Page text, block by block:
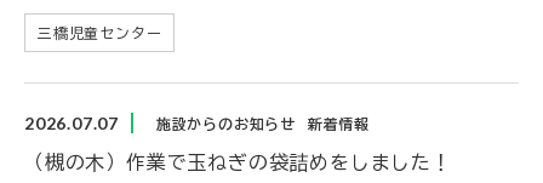
三橋児童センター
2026.07.07 施設からのお知らせ 新着情報
（槻の木）作業で玉ねぎの袋詰めをしました！